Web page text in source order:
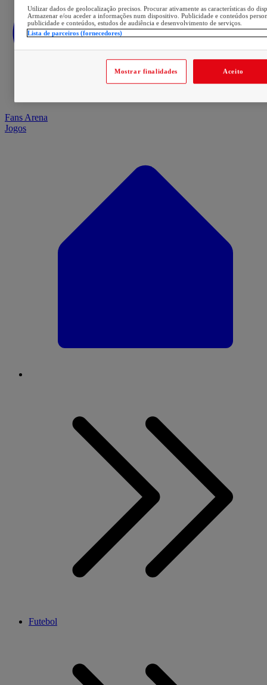
Fans Arena
Jogos
Futebol
Utilizar dados de geolocalização precisos. Procurar ativamente as características do
Armazenar e/ou aceder a informações num dispositivo. Publicidade e conteúdos
publicidade e conteúdos, estudos de audiência e desenvolvimento de serviços.
Lista de parceiros (fornecedores)
Mostrar finalidades Aceito